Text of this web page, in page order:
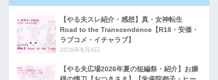
【やる夫スレ紹介・感想】真・女神転生
Road to the Transcendence【R18・安価・
ラブコメ・イチャラブ】
2026年8月6日
【やる夫広場2026年夏の短編祭・紹介】お嬢